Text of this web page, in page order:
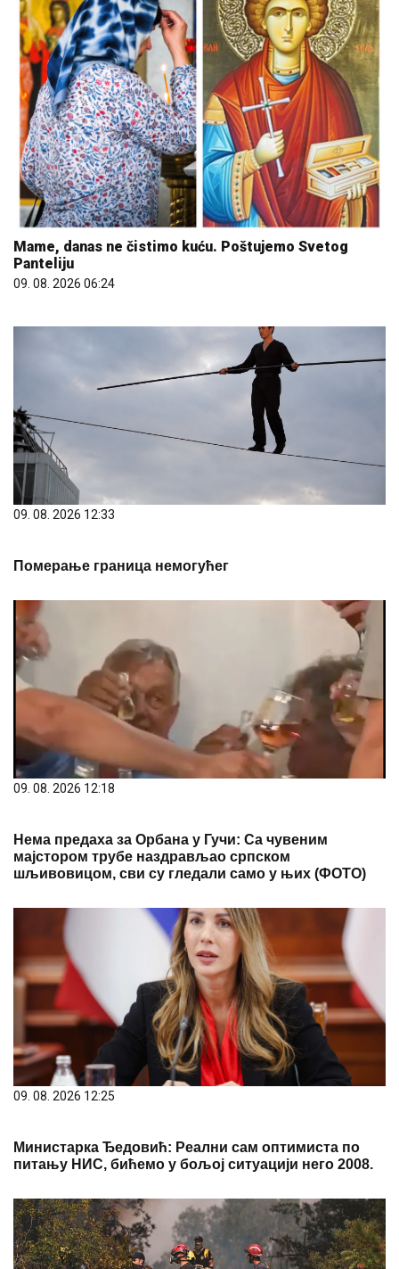
Mame, danas ne čistimo kuću. Poštujemo Svetog
Panteliju
09. 08. 2026 06:24
09. 08. 2026 12:33
Померање граница немогућег
09. 08. 2026 12:18
Нема предаха за Орбана у Гучи: Са чувеним
мајстором трубе наздрављао српском
шљивовицом, сви су гледали само у њих (ФОТО)
09. 08. 2026 12:25
Министарка Ђедовић: Реални сам оптимиста по
питању НИС, бићемо у бољој ситуацији него 2008.